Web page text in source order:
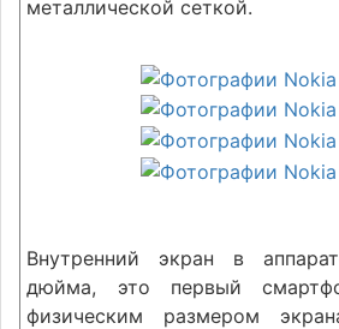
металлической сеткой.
Внутренний экран в
дюйма, это первый
физическим размером